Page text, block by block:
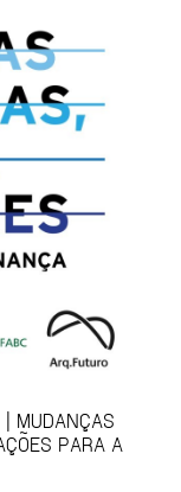
MUDANÇAS
PARA A